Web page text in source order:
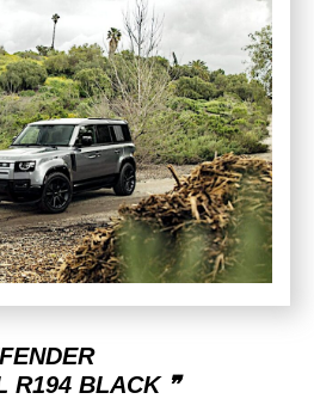
BLACK ❞